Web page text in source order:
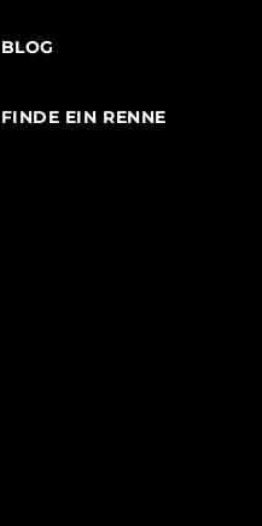
BLOG
FINDE EIN RENNE